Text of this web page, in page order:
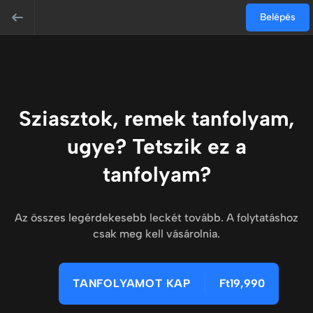
Belépés
Sziasztok, remek tanfolyam,
ugye? Tetszik ez a
tanfolyam?
Az összes legérdekesebb leckét tovább. A folytatáshoz
csak meg kell vásárolnia.
TANFOLYAMOT KAP Ft19,990